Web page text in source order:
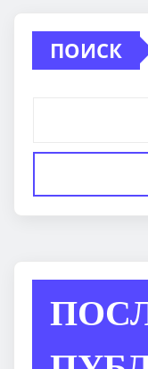
ПОИСК